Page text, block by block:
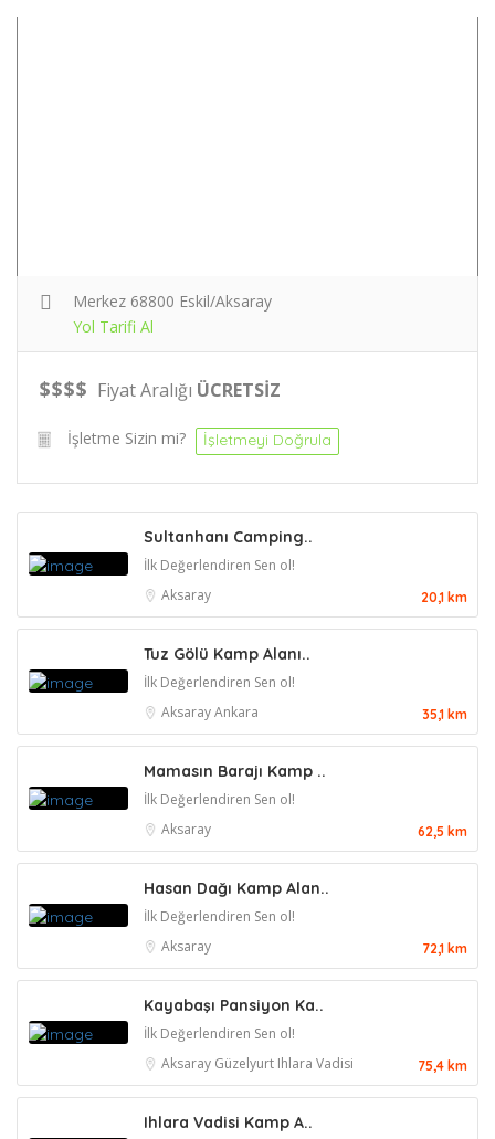
Merkez 68800 Eskil/Aksaray
Yol Tarifi Al
$$$$ Fiyat Aralığı ÜCRETSİZ
İşletme Sizin mi? İşletmeyi Doğrula
Sultanhanı Camping..
İlk Değerlendiren Sen ol!
Aksaray
20,1 km
Tuz Gölü Kamp Alanı..
İlk Değerlendiren Sen ol!
AksarayAnkara 35,1 km
Mamasın Barajı Kamp ..
İlk Değerlendiren Sen ol!
Aksaray
62,5 km
Hasan Dağı Kamp Alan..
İlk Değerlendiren Sen ol!
Aksaray
72,1 km
Kayabaşı Pansiyon Ka..
İlk Değerlendiren Sen ol!
Aksaray Güzelyurt Ihlara Vadisi 75,4 km
Ihlara Vadisi Kamp A..